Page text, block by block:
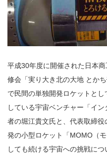
平成30年度に開催された日本
修会「実り大き北の大地 とか
で民間の単独開発ロケットと
している宇宙ベンチャー「イ
者の堀江貴文氏と、代表取締
発の小型ロケット「MOMO（
しても続ける宇宙への挑戦につ